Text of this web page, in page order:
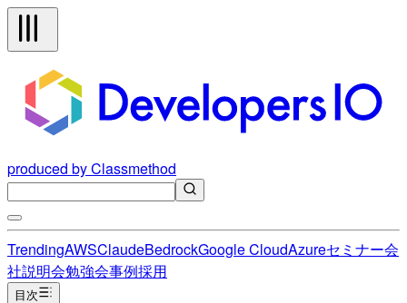
produced by Classmethod
TrendingAWSClaudeBedrockGoogle CloudAzureセミナー会
社説明会勉強会事例採用
目次